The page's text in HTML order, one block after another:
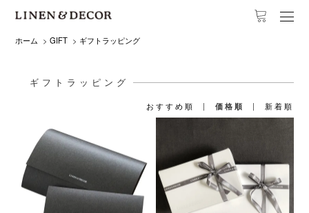
ホーム >GIFT > ギフトラッピング
ギフトラッピング
おすすめ順 | 価格順 | 新着順